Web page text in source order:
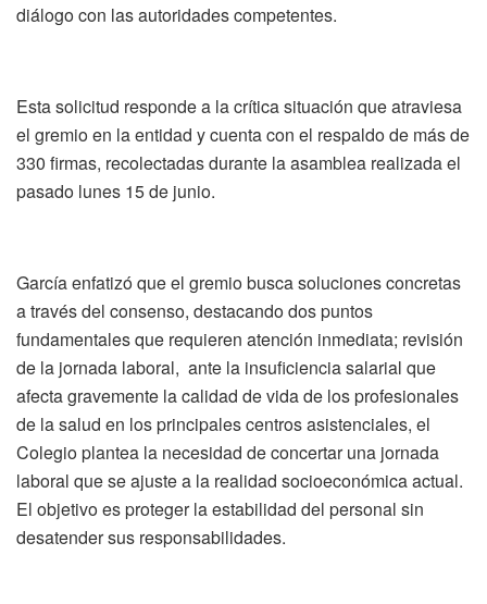
diálogo con las autoridades competentes.
Esta solicitud responde a la crítica situación que atraviesa
el gremio en la entidad y cuenta con el respaldo de más de
330 firmas, recolectadas durante la asamblea realizada el
pasado lunes 15 de junio.
García enfatizó que el gremio busca soluciones concretas
a través del consenso, destacando dos puntos
fundamentales que requieren atención inmediata; revisión
de la jornada laboral, ante la insuficiencia salarial que
afecta gravemente la calidad de vida de los profesionales
de la salud en los principales centros asistenciales, el
Colegio plantea la necesidad de concertar una jornada
laboral que se ajuste a la realidad socioeconómica actual.
El objetivo es proteger la estabilidad del personal sin
desatender sus responsabilidades.